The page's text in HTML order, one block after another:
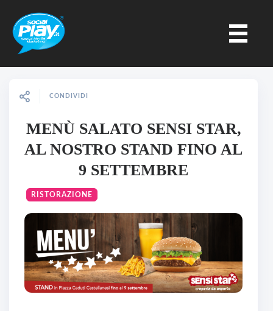
CONDIVIDI
MENÙ SALATO SENSI STAR,
AL NOSTRO STAND FINO AL
9 SETTEMBRE
RISTORAZIONE